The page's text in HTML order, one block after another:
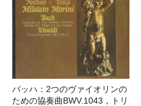
バッハ：2つのヴァイオリンの
ための協奏曲BWV.1043，トリ